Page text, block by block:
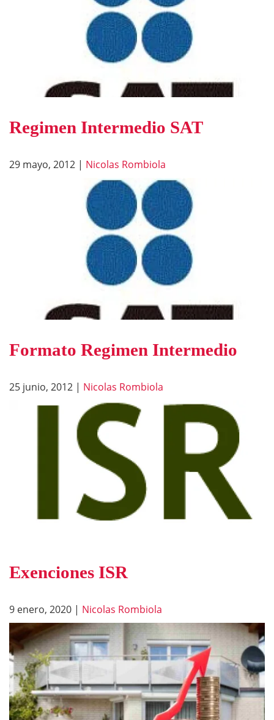
Regimen Intermedio SAT
29 mayo, 2012 | Nicolas Rombiola
Formato Regimen Intermedio
25 junio, 2012 | Nicolas Rombiola
Exenciones ISR
9 enero, 2020 | Nicolas Rombiola